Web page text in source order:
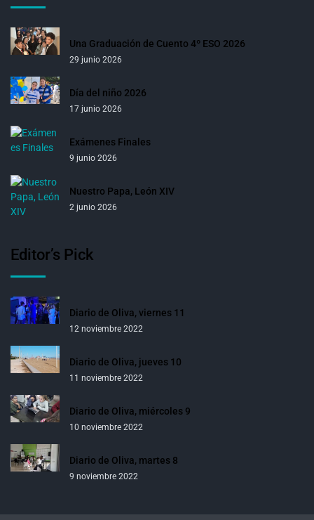
Una Graduación de Cuento 4º ESO 2026
29 junio 2026
Día del niño 2026
17 junio 2026
Exámenes Finales
9 junio 2026
Nuestro Papa, León XIV
2 junio 2026
Editor’s Pick
Diario de Oliva, viernes 11
12 noviembre 2022
Diario de Oliva, jueves 10
11 noviembre 2022
Diario de Oliva, miércoles 9
10 noviembre 2022
Diario de Oliva, martes 8
9 noviembre 2022